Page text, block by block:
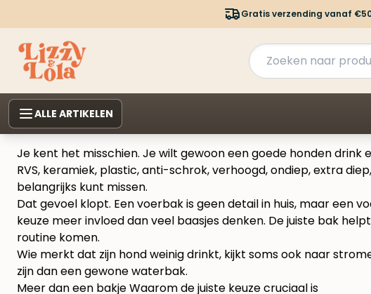
Gratis verzending vanaf
ALLE ARTIKELEN
Je kent het misschien. Je wilt gewoon een goede honden
RVS, keramiek, plastic, anti-schrok, verhoogd, ondiep, extra
belangrijks kunt missen.
Dat gevoel klopt. Een voerbak is geen detail in huis, maar een
keuze meer invloed dan veel baasjes denken. De juiste bak
routine komen.
Wie merkt dat zijn hond weinig drinkt, kijkt soms ook naar
zijn dan een gewone waterbak.
Meer dan een bakje Waarom de juiste keuze cruciaal is